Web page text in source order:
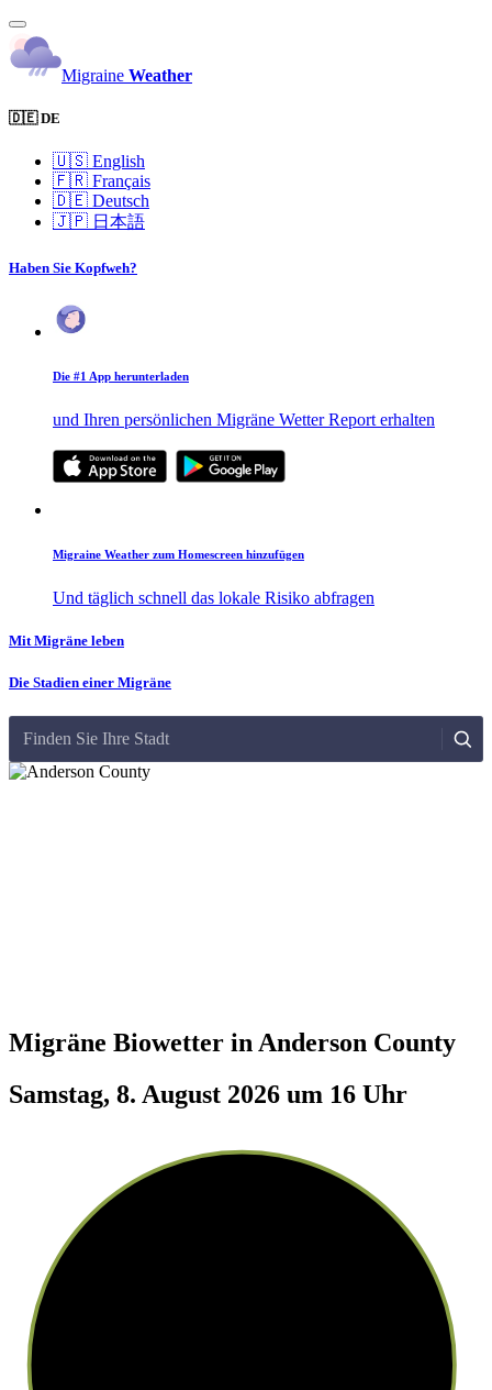
Migraine Weather
🇩🇪 DE
🇺🇸 English
🇫🇷 Français
🇩🇪 Deutsch
🇯🇵 日本語
Haben Sie Kopfweh?
Die #1 App herunterladen
und Ihren persönlichen Migräne Wetter Report erhalten
Migraine Weather zum Homescreen hinzufügen
Und täglich schnell das lokale Risiko abfragen
Mit Migräne leben
Die Stadien einer Migräne
Finden Sie Ihre Stadt
Migräne Biowetter in Anderson County
Samstag, 8. August 2026 um 16 Uhr